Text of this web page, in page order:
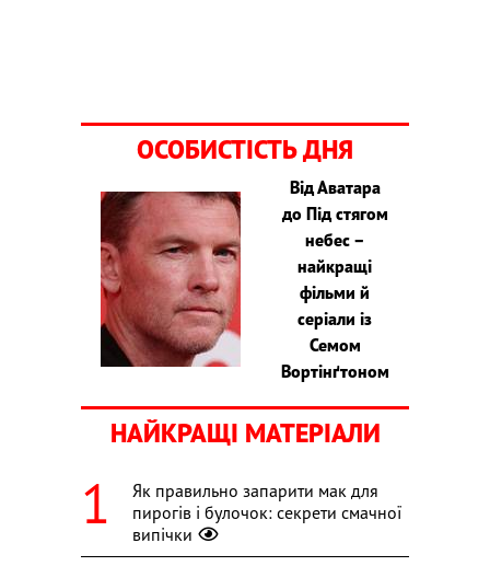
ОСОБИСТІСТЬ ДНЯ
Від Аватара
до Під стягом
небес –
найкращі
фільми й
серіали із
Семом
Вортінґтоном
НАЙКРАЩІ МАТЕРІАЛИ
Як правильно запарити мак для
пирогів і булочок: секрети смачної
випічки